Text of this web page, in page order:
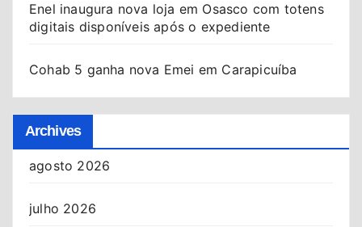
Enel inaugura nova loja em Osasco com totens
digitais disponíveis após o expediente
Cohab 5 ganha nova Emei em Carapicuíba
Archives
agosto 2026
julho 2026